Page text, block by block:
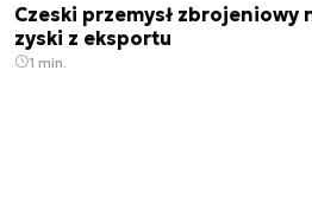
Czeski przemysł
zyski z eksportu
1 min.